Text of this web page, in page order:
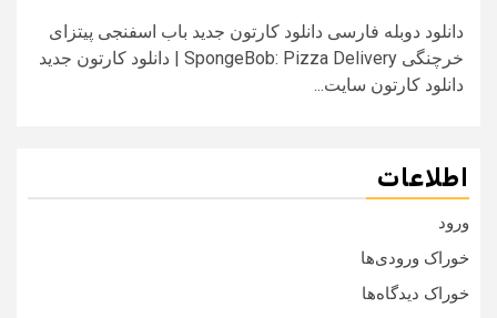
دانلود دوبله فارسی دانلود کارتون جدید باب اسفنجی پیتزای
خرچنگی SpongeBob: Pizza Delivery | دانلود کارتون جدید
دانلود کارتون سایت...
اطلاعات
ورود
خوراک ورودی‌ها
خوراک دیدگاه‌ها